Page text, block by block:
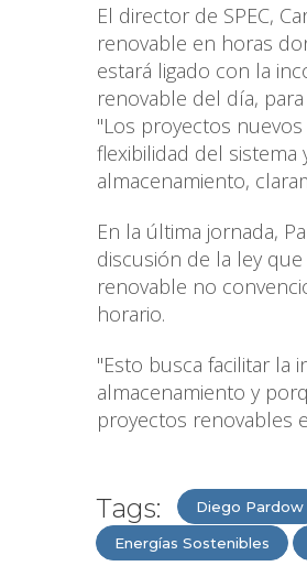
El director de SPEC,
renovable en horas
estará ligado con la
renovable del día,
"Los proyectos
flexibilidad del
almacenamiento,
En la última jornada,
discusión de la ley
renovable no
horario.
"Esto busca facilitar la
almacenamiento y
proyectos renovables
Tags: Diego Pardow
Energías Sostenibles